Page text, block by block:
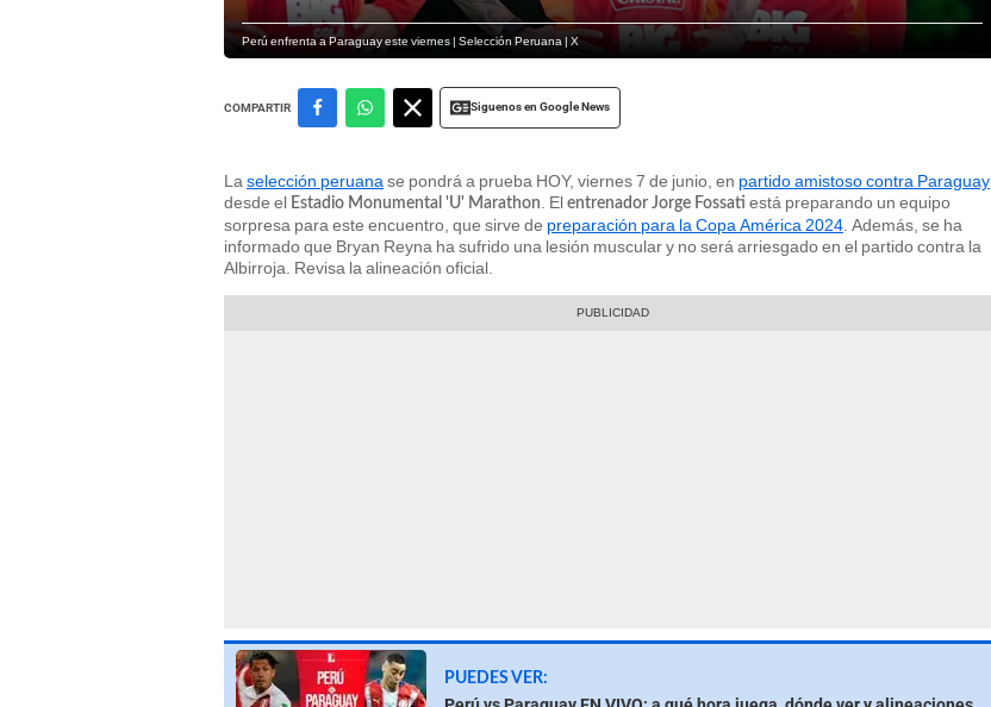
Perú enfrenta a Paraguay este viernes | Selección Peruana | X
COMPARTIR Siguenos en Google News
La selección peruana se pondrá a prueba HOY, viernes 7 de junio, en partido amistoso contra Paraguay
desde el Estadio Monumental 'U' Marathon . El entrenador Jorge Fossati está preparando un equipo
sorpresa para este encuentro, que sirve de preparación para la Copa América 2024 . Además, se ha
informado que Bryan Reyna ha sufrido una lesión muscular y no será arriesgado en el partido contra la
Albirroja. Revisa la alineación oficial.
PUEDES VER: